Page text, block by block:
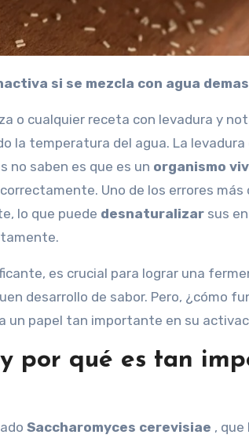
si se mezcla con agua
o cualquier receta con levadura y
la temperatura del agua. La
no saben es que es un organismo
Uno de los errores más
lo que puede desnaturalizar sus
es crucial para lograr una
desarrollo de sabor. Pero, ¿cómo
un papel tan importante en su
por qué es tan
Saccharomyces cerevisiae ,